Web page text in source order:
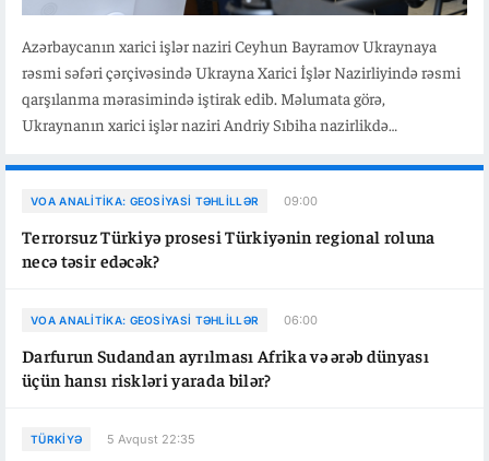
Azərbaycanın xarici işlər naziri Ceyhun Bayramov Ukraynaya
rəsmi səfəri çərçivəsində Ukrayna Xarici İşlər Nazirliyində rəsmi
qarşılanma mərasimində iştirak edib. Məlumata görə,
Ukraynanın xarici işlər naziri Andriy Sıbiha nazirlikdə
Bildirilib ki, rəsmi qarşılama mərasimindən sonra nazirlər
Ukraynada istehsal olunan pilotsuz uçuş aparatlarının (PUA)
sərgisi ilə tanış olublar.
VOA ANALITIKA: GEOSIYASI TƏHLILLƏR 09:00
Terrorsuz Türkiyə prosesi Türkiyənin regional roluna
necə təsir edəcək?
VOA ANALITIKA: GEOSIYASI TƏHLILLƏR 06:00
Darfurun Sudandan ayrılması Afrika və ərəb dünyası
üçün hansı riskləri yarada bilər?
TÜRKIYƏ 5 Avqust 22:35